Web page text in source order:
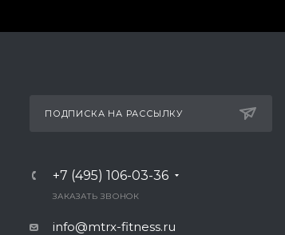
ПОДПИСКА НА РАССЫЛКУ
+7 (495) 106-03-36
ЗАКАЗАТЬ ЗВОНОК
info@mtrx-fitness.ru